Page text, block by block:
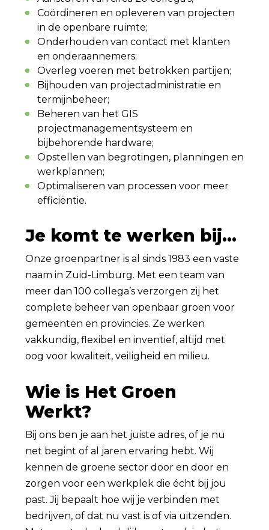
Coördineren en opleveren van projecten
in de openbare ruimte;
Onderhouden van contact met klanten
en onderaannemers;
Overleg voeren met betrokken partijen;
Bijhouden van projectadministratie en
termijnbeheer;
Beheren van het GIS
projectmanagementsysteem en
bijbehorende hardware;
Opstellen van begrotingen, planningen en
werkplannen;
Optimaliseren van processen voor meer
efficiëntie.
Je komt te werken bij...
Onze groenpartner is al sinds 1983 een vaste
naam in Zuid-Limburg. Met een team van
meer dan 100 collega’s verzorgen zij het
complete beheer van openbaar groen voor
gemeenten en provincies. Ze werken
vakkundig, flexibel en inventief, altijd met
oog voor kwaliteit, veiligheid en milieu.
Wie is Het Groen
Werkt?
Bij ons ben je aan het juiste adres, of je nu
net begint of al jaren ervaring hebt. Wij
kennen de groene sector door en door en
zorgen voor een werkplek die écht bij jou
past. Jij bepaalt hoe wij je verbinden met
bedrijven, of dat nu vast is of via uitzenden.